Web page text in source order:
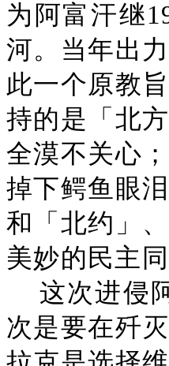
为阿富汗继
河。当年出
此一个原教
持的是「北
全漠不关心
掉下鳄鱼眼
和「北约」
美妙的民主同
这次进侵
次是要在歼